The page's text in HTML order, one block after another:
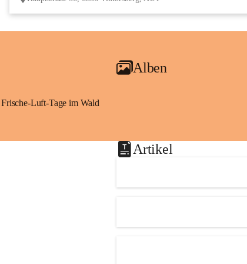
Alben
Frische-Luft-Tage im Wald
Artikel